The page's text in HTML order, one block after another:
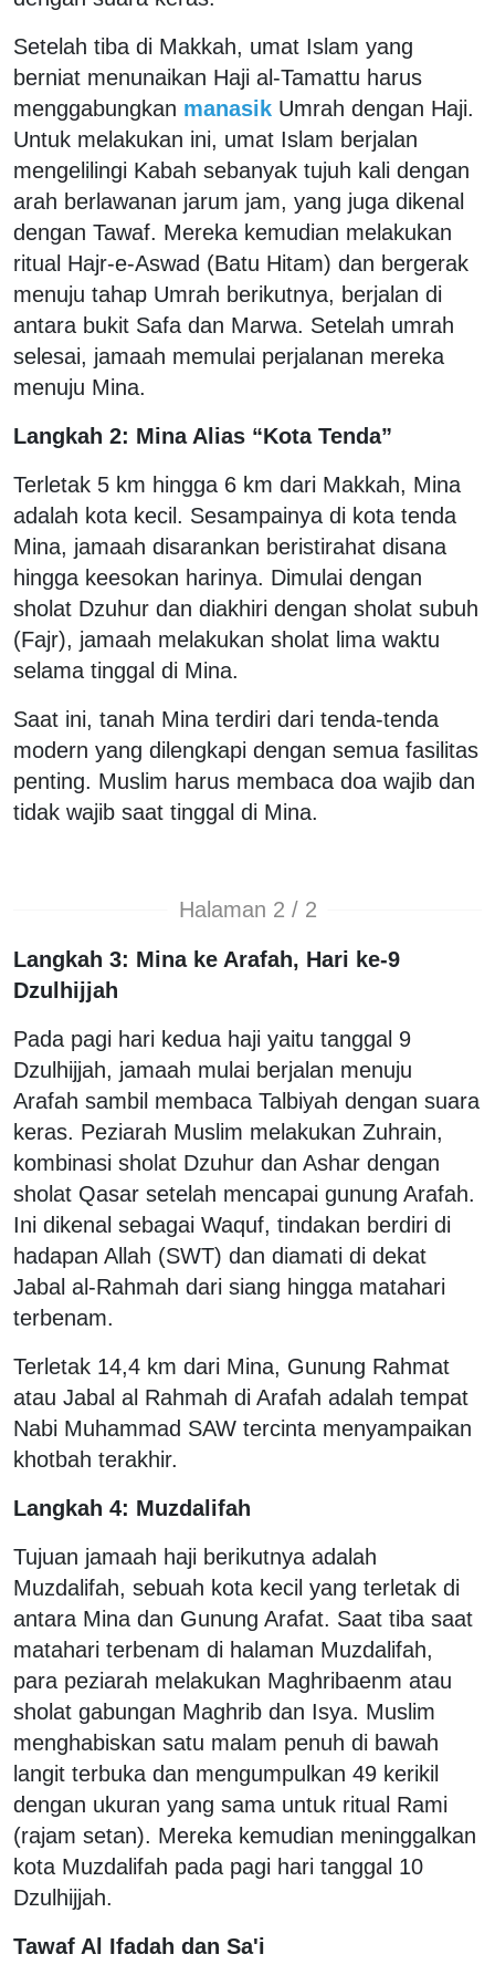
Setelah tiba di Makkah, umat Islam yang
berniat menunaikan Haji al-Tamattu harus
menggabungkan manasik Umrah dengan Haji.
Untuk melakukan ini, umat Islam berjalan
mengelilingi Kabah sebanyak tujuh kali dengan
arah berlawanan jarum jam, yang juga dikenal
dengan Tawaf. Mereka kemudian melakukan
ritual Hajr-e-Aswad (Batu Hitam) dan bergerak
menuju tahap Umrah berikutnya, berjalan di
antara bukit Safa dan Marwa. Setelah umrah
selesai, jamaah memulai perjalanan mereka
menuju Mina.
Langkah 2: Mina Alias “Kota Tenda”
Terletak 5 km hingga 6 km dari Makkah, Mina
adalah kota kecil. Sesampainya di kota tenda
Mina, jamaah disarankan beristirahat disana
hingga keesokan harinya. Dimulai dengan
sholat Dzuhur dan diakhiri dengan sholat subuh
(Fajr), jamaah melakukan sholat lima waktu
selama tinggal di Mina.
Saat ini, tanah Mina terdiri dari tenda-tenda
modern yang dilengkapi dengan semua fasilitas
penting. Muslim harus membaca doa wajib dan
tidak wajib saat tinggal di Mina.
Halaman 2 / 2
Langkah 3: Mina ke Arafah, Hari ke-9
Dzulhijjah
Pada pagi hari kedua haji yaitu tanggal 9
Dzulhijjah, jamaah mulai berjalan menuju
Arafah sambil membaca Talbiyah dengan suara
keras. Peziarah Muslim melakukan Zuhrain,
kombinasi sholat Dzuhur dan Ashar dengan
sholat Qasar setelah mencapai gunung Arafah.
Ini dikenal sebagai Waquf, tindakan berdiri di
hadapan Allah (SWT) dan diamati di dekat
Jabal al-Rahmah dari siang hingga matahari
terbenam.
Terletak 14,4 km dari Mina, Gunung Rahmat
atau Jabal al Rahmah di Arafah adalah tempat
Nabi Muhammad SAW tercinta menyampaikan
khotbah terakhir.
Langkah 4: Muzdalifah
Tujuan jamaah haji berikutnya adalah
Muzdalifah, sebuah kota kecil yang terletak di
antara Mina dan Gunung Arafat. Saat tiba saat
matahari terbenam di halaman Muzdalifah,
para peziarah melakukan Maghribaenm atau
sholat gabungan Maghrib dan Isya. Muslim
menghabiskan satu malam penuh di bawah
langit terbuka dan mengumpulkan 49 kerikil
dengan ukuran yang sama untuk ritual Rami
(rajam setan). Mereka kemudian meninggalkan
kota Muzdalifah pada pagi hari tanggal 10
Dzulhijjah.
Tawaf Al Ifadah dan Sa'i